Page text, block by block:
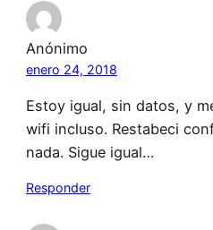
Anónimo
enero 24, 2018
Estoy igual, sin datos, y
wifi incluso. Restabeci
nada. Sigue igual…
Responder